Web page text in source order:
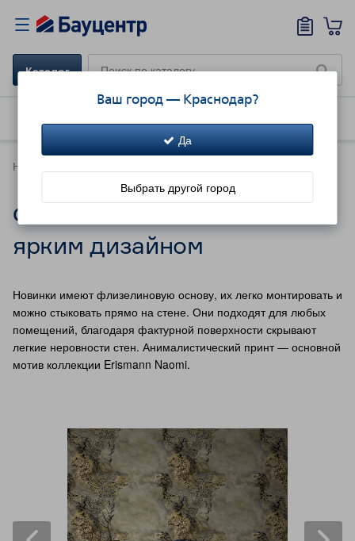
Ваш город — Краснодар?
Да
Выбрать другой город
Каталог
Новинки каталога
Флизелиновые обои с
ярким дизайном
Новинки имеют флизелиновую основу, их легко монтировать и
можно стыковать прямо на стене. Они подходят для любых
помещений, благодаря фактурной поверхности скрывают
легкие неровности стен. Анималистический принт — основной
мотив коллекции Erismann Naomi.